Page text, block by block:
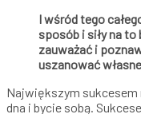
I wśród tego
sposób i siły na
zauważać i
uszanować
Największym
dna i bycie sobą.